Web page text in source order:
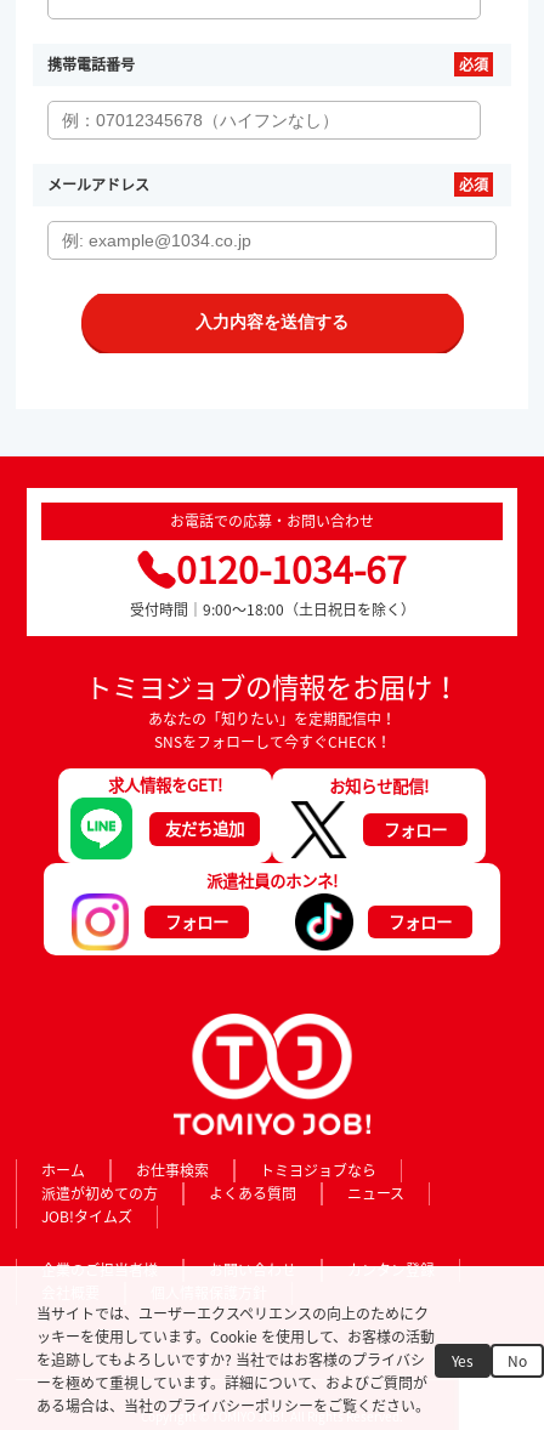
携帯電話番号
メールアドレス
お電話での応募・お問い合わせ
0120-1034-67
受付時間｜9:00～18:00（土日祝日を除く）
トミヨジョブの情報をお届け！
あなたの「知りたい」を定期配信中！
SNSをフォローして今すぐCHECK！
求人情報をGET!
友だち追加
お知らせ配信!
フォロー
派遣社員のホンネ!
フォロー
フォロー
ホーム お仕事検索
トミヨジョブなら
派遣が初めての方
よくある質問
ニュース
JOB!タイムズ
企業のご担当者様 お問い合わせ
カンタン登録
Copyright © TOMIYO JOB!. All Rights Reserved.
当サイトでは、ユーザーエクスペリエンスの向上のためにク
ッキーを使用しています。Cookie を使用して、お客様の活動
を追跡してもよろしいですか? 当社ではお客様のプライバシ
ーを極めて重視しています。詳細について、およびご質問が
ある場合は、当社のプライバシーポリシーをご覧ください。
Yes No